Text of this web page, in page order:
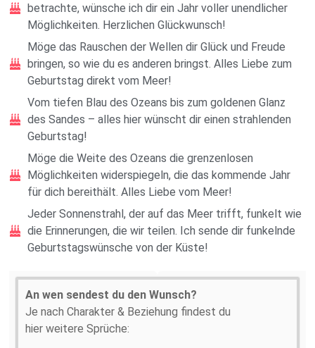
betrachte, wünsche ich dir ein Jahr voller unendlicher
Möglichkeiten. Herzlichen Glückwunsch!
Möge das Rauschen der Wellen dir Glück und Freude
bringen, so wie du es anderen bringst. Alles Liebe zum
Geburtstag direkt vom Meer!
Vom tiefen Blau des Ozeans bis zum goldenen Glanz
des Sandes – alles hier wünscht dir einen strahlenden
Geburtstag!
Möge die Weite des Ozeans die grenzenlosen
Möglichkeiten widerspiegeln, die das kommende Jahr
für dich bereithält. Alles Liebe vom Meer!
Jeder Sonnenstrahl, der auf das Meer trifft, funkelt wie
die Erinnerungen, die wir teilen. Ich sende dir funkelnde
Geburtstagswünsche von der Küste!
An wen sendest du den Wunsch?
Je nach Charakter & Beziehung findest du
hier weitere Sprüche: